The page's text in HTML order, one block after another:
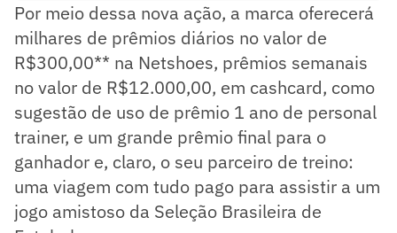
Por meio dessa nova ação, a marca oferecerá
milhares de prêmios diários no valor de
R$300,00** na Netshoes, prêmios semanais
no valor de R$12.000,00, em cashcard, como
sugestão de uso de prêmio 1 ano de personal
trainer, e um grande prêmio final para o
ganhador e, claro, o seu parceiro de treino:
uma viagem com tudo pago para assistir a um
jogo amistoso da Seleção Brasileira de